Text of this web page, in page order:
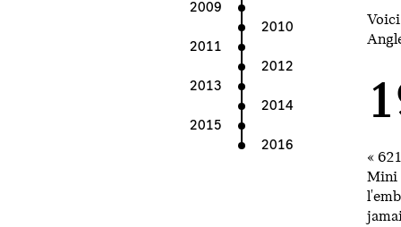
2009
2010
2011
2012
2013
2014
2015
2016
«
Mini